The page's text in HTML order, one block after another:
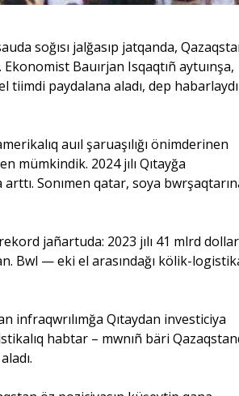
soğısı jalğasıp jatqanda,
Bauırjan Isqaqtıñ aytuınşa,
tiimdi paydalana aladı, dep habarlaydı
auıl şaruaşılığı önimderinen
mümkindik. 2024 jılı Qıtayğa
Sonımen qatar, soya
jañartuda: 2023 jılı 41 mlrd
Bwl — eki el arasındağı kölik-
infraqwrılımğa Qıtaydan investiciya
habtar – mwnıñ bäri